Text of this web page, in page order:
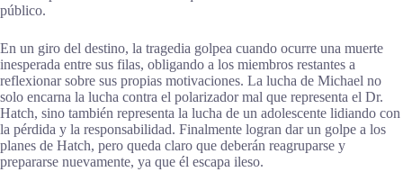
público.
En un giro del destino, la tragedia golpea cuando ocurre una muerte
inesperada entre sus filas, obligando a los miembros restantes a
reflexionar sobre sus propias motivaciones. La lucha de Michael no
solo encarna la lucha contra el polarizador mal que representa el Dr.
Hatch, sino también representa la lucha de un adolescente lidiando con
la pérdida y la responsabilidad. Finalmente logran dar un golpe a los
planes de Hatch, pero queda claro que deberán reagruparse y
prepararse nuevamente, ya que él escapa ileso.